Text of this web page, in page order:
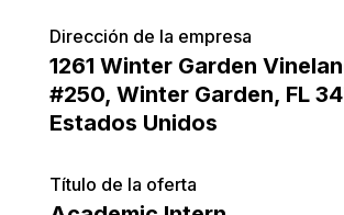
Dirección de la empresa
1261 Winter Garden
#250, Winter Garden, FL
Estados Unidos
Título de la oferta